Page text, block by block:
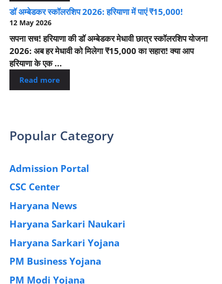
डॉ अम्बेडकर स्कॉलरशिप 2026: हरियाणा में पाएं ₹15,000!
12 May 2026
सपना सच! हरियाणा की डॉ अम्बेडकर मेधावी छात्र स्कॉलरशिप योजना
2026: अब हर मेधावी को मिलेगा ₹15,000 का सहारा! क्या आप
हरियाणा के एक ...
Read more
Popular Category
Admission Portal
CSC Center
Haryana News
Haryana Sarkari Naukari
Haryana Sarkari Yojana
PM Business Yojana
PM Modi Yojana